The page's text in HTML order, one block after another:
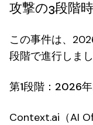
攻撃の3段階
この事件は、
段階で進行しまし
第1段階：2026年
Context.ai（AI